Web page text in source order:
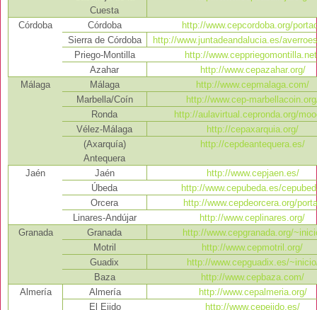
Cuesta
Córdoba Córdoba
http://www.cepcordoba.org/
Sierra de Córdoba
http://www.juntadeandalucia.es/
Priego-Montilla
http://
Azahar
http://www.cepazahar.org/
Málaga
Málaga
http://www.cepmalaga.com/
Marbella/Coín
http://www.cep-
Ronda
http://aulavirtual.cepronda.org/
Vélez-Málaga
http://cepaxarquia.org/
(Axarquía)
Antequera
http://cepdeantequera.es/
Jaén Jaén
http://www.cepjaen.es/
Úbeda
http://www.cepubeda.es/
Orcera
http://www.cepdeorcera.org/
Linares-Andújar
http://www.ceplinares.org/
Granada
Granada
http://www.cepgranada.org/
Motril
http://www.cepmotril.org/
Guadix
http://www.cepguadix.es/
Baza
http://www.cepbaza.com/
Almería
Almería
http://www.cepalmeria.org/
El Ejido
http://www.cepejido.es/